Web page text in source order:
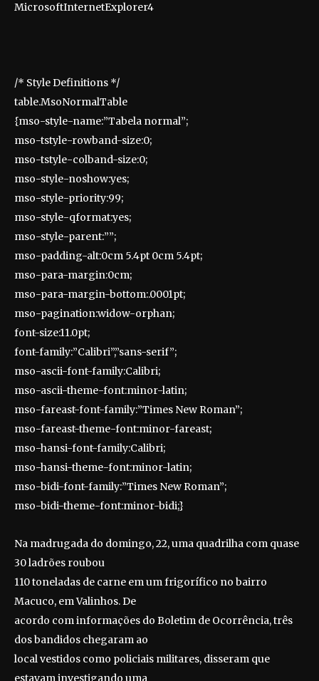
MicrosoftInternetExplorer4
/* Style Definitions */
table.MsoNormalTable
{mso-style-name:”Tabela normal”;
mso-tstyle-rowband-size:0;
mso-tstyle-colband-size:0;
mso-style-noshow:yes;
mso-style-priority:99;
mso-style-qformat:yes;
mso-style-parent:””;
mso-padding-alt:0cm 5.4pt 0cm 5.4pt;
mso-para-margin:0cm;
mso-para-margin-bottom:.0001pt;
mso-pagination:widow-orphan;
font-size:11.0pt;
font-family:”Calibri”,”sans-serif”;
mso-ascii-font-family:Calibri;
mso-ascii-theme-font:minor-latin;
mso-fareast-font-family:”Times New Roman”;
mso-fareast-theme-font:minor-fareast;
mso-hansi-font-family:Calibri;
mso-hansi-theme-font:minor-latin;
mso-bidi-font-family:”Times New Roman”;
mso-bidi-theme-font:minor-bidi;}
Na madrugada do domingo, 22, uma quadrilha com quase
30 ladrões roubou
110 toneladas de carne em um frigorífico no bairro
Macuco, em Valinhos. De
acordo com informações do Boletim de Ocorrência, três
dos bandidos chegaram ao
local vestidos como policiais militares, disseram que
estavam investigando uma